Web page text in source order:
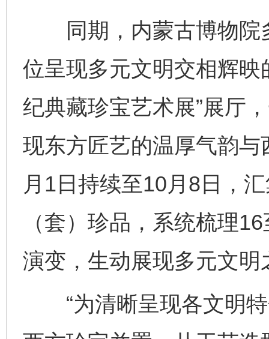
同期，内蒙古博物院
位呈现多元文明交相辉映
纪典藏珍宝艺术展”展厅
现东方匠艺的温厚气韵
月1日持续至10月8日，
（套）珍品，系统梳理
演变，生动展现多元文
“为清晰呈现各文明特